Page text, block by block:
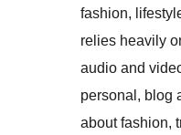
fashion,
relies heavily
audio and
personal, blog
about fashion,